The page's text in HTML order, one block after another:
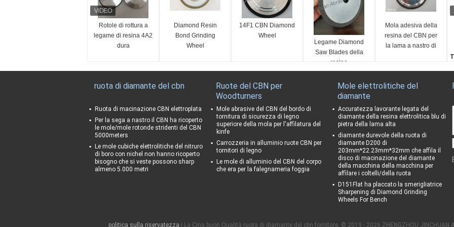
Rotole di rottura a
legame di resina 4A2
dura
Diamond Resin
Bond Grinding
Wheel
14F1 CBN Diamond
Wheel
Legame Diamond
Saw Blades della
resina
Mola adesiva della
resina del CBN per
la lama a nastro di
ruota di diamante del cbn
Ruota di macinazione CBN elettroplata
Per la sega a nastro il CBN ha ricoperto
le mole/mole rotonde stridenti del CBN
5000meters
Le mole cubiche elettrolitiche del nitruro
di boro con nichel non hanno ricoperto
bisogno che si veste possono sharp
almeno 5.000 metri
Ruote del CBN per
Woodturners
Mole abrasive del CBN del bordo di
tornitura di sicurezza di legno
superiore della mola per l'affilatura del
kinfe
Carrozzeria in alluminio ruote CBN per
tornitori di legno
Le mole di alluminio del CBN del corpo
che era per la falegnameria foggia
Mole elettrolitiche del
diamante
Accuratezza lavorante legata del
diamante della resina elettrolitica blu di
pietra della lama alta
diamante durevole della ruota di
diamante D200 di
203mm*22.23mm*32mm che affila il
disco di macinazione del diamante
della macchina della macchina per
affilare i coltelli/della ruota
D151Flat ha placcato la smerigliatrice
Sharpening di Diamond Grinding
Wheels For Bench
politica sulla riservatezza | La Cina buon Qualità ruota di diamante del cbn fornitore. © 2019 - 2026 ZHENGZHOU JINCHUAN